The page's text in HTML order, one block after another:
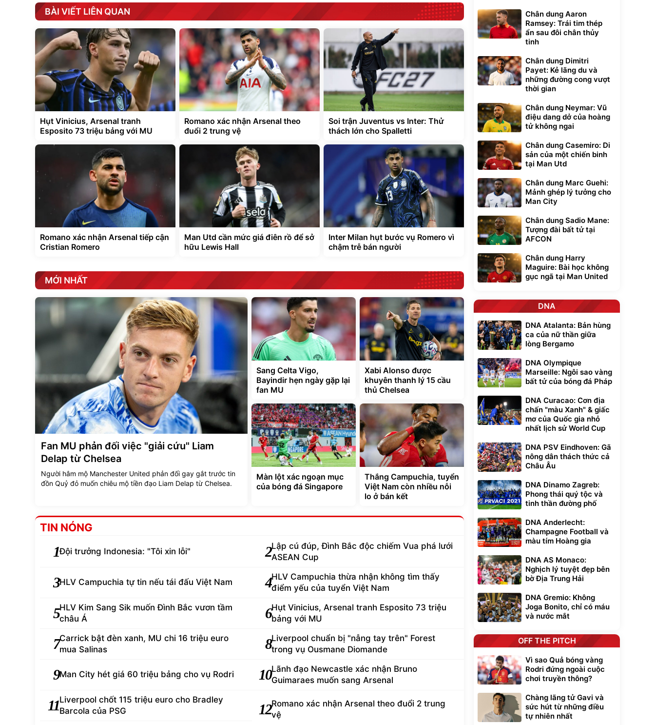
BÀI VIẾT LIÊN QUAN
Hụt Vinicius, Arsenal tranh
Esposito 73 triệu bảng với MU
Romano xác nhận Arsenal theo
đuổi 2 trung vệ
Soi trận Juventus vs Inter: Thử
thách lớn cho Spalletti
Romano xác nhận Arsenal tiếp cận
Cristian Romero
Man Utd cần mức giá điên rồ để sở
hữu Lewis Hall
Inter Milan hụt bước vụ Romero vì
chậm trễ bán người
MỚI NHẤT
Fan MU phản đối việc "giải cứu" Liam
Delap từ Chelsea
Người hâm mộ Manchester United phản đối gay gắt trước tin
đồn Quỷ đỏ muốn chiêu mộ tiền đạo Liam Delap từ Chelsea.
Sang Celta Vigo,
Bayindir hẹn ngày gặp lại
fan MU
Xabi Alonso được
khuyên thanh lý 15 cầu
thủ Chelsea
Màn lột xác ngoạn mục
của bóng đá Singapore
Thắng Campuchia, tuyển
Việt Nam còn nhiều nỗi
lo ở bán kết
TIN NÓNG
1Đội trưởng Indonesia: "Tôi xin lỗi" 2Lập cú đúp, Đình Bắc độc chiếm Vua phá lưới
ASEAN Cup
3HLV Campuchia tự tin nếu tái đấu Việt Nam 4HLV Campuchia thừa nhận không tìm thấy
điểm yếu của tuyển Việt Nam
5HLV Kim Sang Sik muốn Đình Bắc vươn tầm
châu Á
6Hụt Vinicius, Arsenal tranh Esposito 73 triệu
bảng với MU
7Carrick bật đèn xanh, MU chi 16 triệu euro
mua Salinas
8Liverpool chuẩn bị "nẫng tay trên" Forest
trong vụ Ousmane Diomande
9Man City hét giá 60 triệu bảng cho vụ Rodri 10Lãnh đạo Newcastle xác nhận Bruno
Guimaraes muốn sang Arsenal
11Liverpool chốt 115 triệu euro cho Bradley
Barcola của PSG
12Romano xác nhận Arsenal theo đuổi 2 trung
vệ
Chân dung Aaron
Ramsey: Trái tim thép
ẩn sau đôi chân thủy
tinh
Chân dung Dimitri
Payet: Kẻ lãng du và
những đường cong vượt
thời gian
Chân dung Neymar: Vũ
điệu dang dở của hoàng
tử không ngai
Chân dung Casemiro: Di
sản của một chiến binh
tại Man Utd
Chân dung Marc Guehi:
Mảnh ghép lý tưởng cho
Man City
Chân dung Sadio Mane:
Tượng đài bất tử tại
AFCON
Chân dung Harry
Maguire: Bài học không
gục ngã tại Man United
DNA
DNA Atalanta: Bản hùng
ca của nữ thần giữa
lòng Bergamo
DNA Olympique
Marseille: Ngôi sao vàng
bất tử của bóng đá Pháp
DNA Curacao: Cơn địa
chấn "màu Xanh" & giấc
mơ của Quốc gia nhỏ
nhất lịch sử World Cup
DNA PSV Eindhoven: Gã
nông dân thách thức cả
Châu Âu
DNA Dinamo Zagreb:
Phong thái quý tộc và
tinh thần đường phố
DNA Anderlecht:
Champagne Football và
màu tím Hoàng gia
DNA AS Monaco:
Nghịch lý tuyệt đẹp bên
bờ Địa Trung Hải
DNA Gremio: Không
Joga Bonito, chỉ có máu
và nước mắt
OFF THE PITCH
Vì sao Quả bóng vàng
Rodri đứng ngoài cuộc
chơi truyền thông?
Chàng lãng tử Gavi và
sức hút từ những điều
tự nhiên nhất